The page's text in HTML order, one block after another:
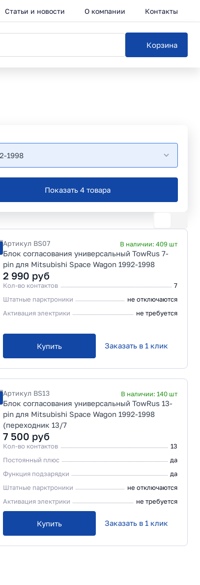
Статьи и новости О компании Контакты
Корзина
1998
Показать 4 товара
Артикул BS07 В наличии: 409 шт
Блок согласования универсальный TowRus 7-
pin для Mitsubishi Space Wagon 1992-1998
2 990 руб
Кол-во контактов
7
Штатные парктроники
не отключаются
Активация электрики
не требуется
Купить Заказать в 1 клик
Артикул BS13 В наличии: 140 шт
Блок согласования универсальный TowRus 13-
pin для Mitsubishi Space Wagon 1992-1998
(переходник 13/7
7 500 руб
Кол-во контактов
13
Постоянный плюс
да
Функция подзарядки
да
Штатные парктроники
не отключаются
Активация электрики
не требуется
Купить Заказать в 1 клик